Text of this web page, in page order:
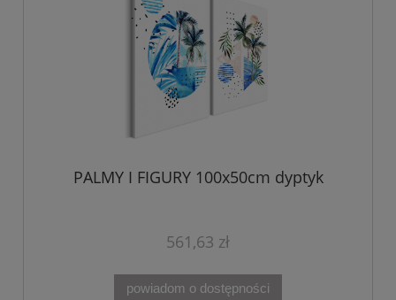
PALMY I FIGURY 100x50cm dyptyk
561,63 zł
powiadom o dostępności